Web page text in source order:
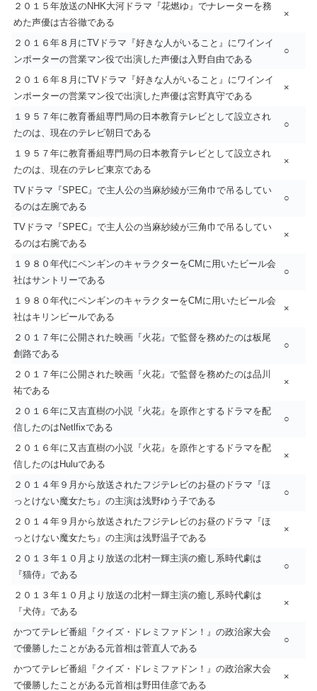
２０１５年放送のNHK大河ドラマ『花燃ゆ』でナレーターを務
めた声優は古谷徹である
×
２０１６年８月にTVドラマ『好きな人がいること』にワインイ
ンポーターの営業マン役で出演した声優は入野自由である
○
２０１６年８月にTVドラマ『好きな人がいること』にワインイ
ンポーターの営業マン役で出演した声優は宮野真守である
×
１９５７年に教育番組専門局の日本教育テレビとして設立され
たのは、現在のテレビ朝日である
○
１９５７年に教育番組専門局の日本教育テレビとして設立され
たのは、現在のテレビ東京である
×
TVドラマ『SPEC』で主人公の当麻紗綾が三角巾で吊るしてい
るのは左腕である
○
TVドラマ『SPEC』で主人公の当麻紗綾が三角巾で吊るしてい
るのは右腕である
×
１９８０年代にペンギンのキャラクターをCMに用いたビール会
社はサントリーである
○
１９８０年代にペンギンのキャラクターをCMに用いたビール会
社はキリンビールである
×
２０１７年に公開された映画『火花』で監督を務めたのは板尾
創路である
○
２０１７年に公開された映画『火花』で監督を務めたのは品川
祐である
×
２０１６年に又吉直樹の小説『火花』を原作とするドラマを配
信したのはNetlfixである
○
２０１６年に又吉直樹の小説『火花』を原作とするドラマを配
信したのはHuluである
×
２０１４年９月から放送されたフジテレビのお昼のドラマ『ほ
っとけない魔女たち』の主演は浅野ゆう子である
○
２０１４年９月から放送されたフジテレビのお昼のドラマ『ほ
っとけない魔女たち』の主演は浅野温子である
×
２０１３年１０月より放送の北村一輝主演の癒し系時代劇は
『猫侍』である
○
２０１３年１０月より放送の北村一輝主演の癒し系時代劇は
『犬侍』である
×
かつてテレビ番組『クイズ・ドレミファドン！』の政治家大会
で優勝したことがある元首相は菅直人である
○
かつてテレビ番組『クイズ・ドレミファドン！』の政治家大会
で優勝したことがある元首相は野田佳彦である
×